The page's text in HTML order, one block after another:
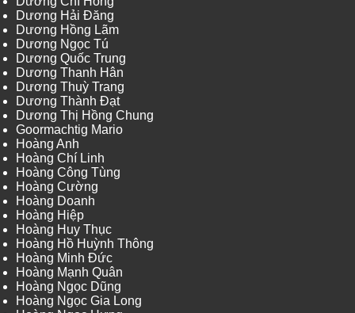
Dương Hải Đăng
Dương Hồng Lãm
Dương Ngọc Tú
Dương Quốc Trung
Dương Thanh Hân
Dương Thuỳ Trang
Dương Thành Đạt
Dương Thị Hồng Chung
Goormachtig Mario
Hoàng Anh
Hoàng Chí Linh
Hoàng Công Tùng
Hoàng Cường
Hoàng Doanh
Hoàng Hiệp
Hoàng Huy Thục
Hoàng Hồ Huỳnh Thông
Hoàng Minh Đức
Hoàng Mạnh Quân
Hoàng Ngọc Dũng
Hoàng Ngọc Gia Long